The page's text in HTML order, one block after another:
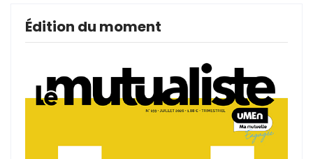
Édition du moment